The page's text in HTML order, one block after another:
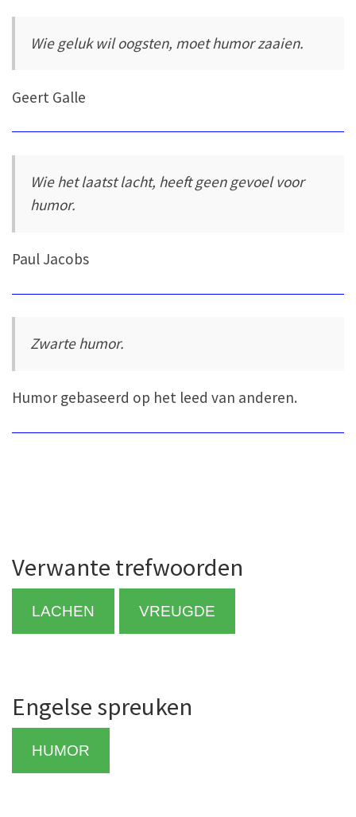
Wie geluk wil oogsten, moet humor zaaien.
Geert Galle
Wie het laatst lacht, heeft geen gevoel voor
humor.
Paul Jacobs
Zwarte humor.
Humor gebaseerd op het leed van anderen.
Verwante trefwoorden
LACHEN VREUGDE
Engelse spreuken
HUMOR